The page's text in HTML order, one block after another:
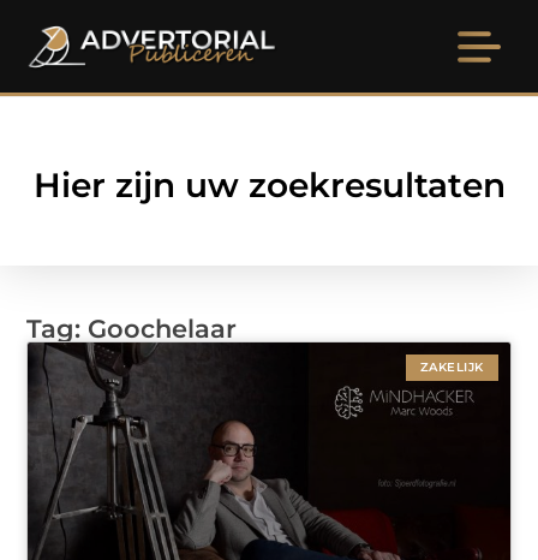
Hier zijn uw zoekresultaten
Tag: Goochelaar
ZAKELIJK